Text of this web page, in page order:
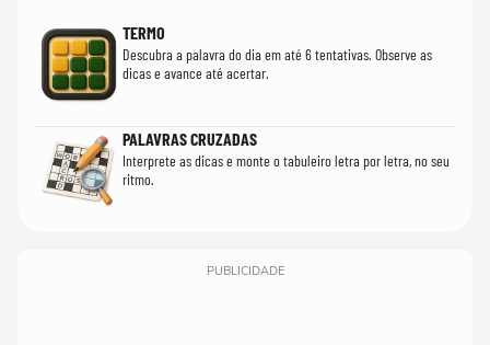
TERMO
Descubra a palavra do dia em até 6 tentativas. Observe as
dicas e avance até acertar.
PALAVRAS CRUZADAS
Interprete as dicas e monte o tabuleiro letra por letra, no seu
ritmo.
PUBLICIDADE